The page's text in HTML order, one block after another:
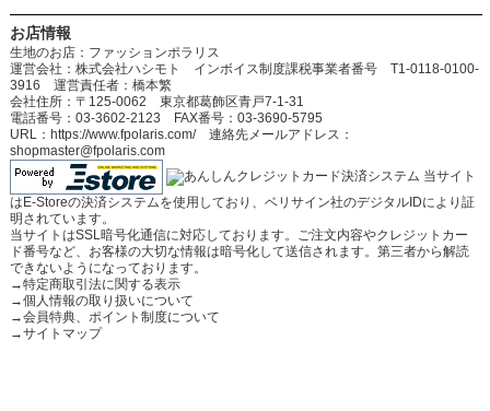
お店情報
生地のお店：ファッションポラリス
運営会社：株式会社ハシモト インボイス制度課税事業者番号 T1-0118-0100-
3916 運営責任者：橋本繁
会社住所：〒125-0062 東京都葛飾区青戸7-1-31
電話番号：03-3602-2123 FAX番号：03-3690-5795
URL：https://www.fpolaris.com/ 連絡先メールアドレス：
shopmaster@fpolaris.com
当サイト
はE-Storeの決済システムを使用しており、ベリサイン社のデジタルIDにより証
明されています。
当サイトはSSL暗号化通信に対応しております。ご注文内容やクレジットカー
ド番号など、お客様の大切な情報は暗号化して送信されます。第三者から解読
できないようになっております。
→特定商取引法に関する表示
→個人情報の取り扱いについて
→会員特典、ポイント制度について
→サイトマップ